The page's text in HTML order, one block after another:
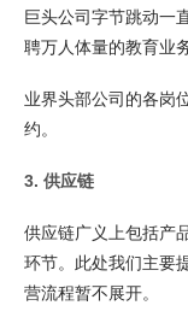
巨头公司字节跳动一
聘万人体量的教育业
业界头部公司的各岗
约。
3. 供应链
供应链广义上包括产
环节。此处我们主要
营流程暂不展开。